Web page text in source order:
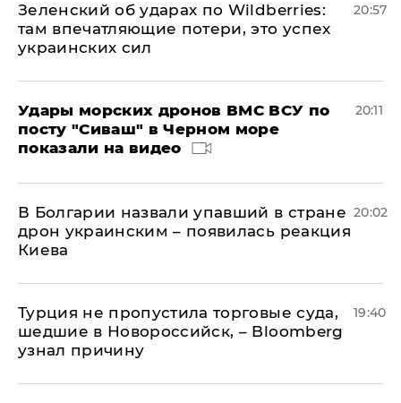
Зеленский об ударах по Wildberries:
там впечатляющие потери, это успех
украинских сил
20:57
Удары морских дронов ВМС ВСУ по
посту "Сиваш" в Черном море
показали на видео
20:11
В Болгарии назвали упавший в стране
дрон украинским – появилась реакция
Киева
20:02
Турция не пропустила торговые суда,
шедшие в Новороссийск, – Bloomberg
узнал причину
19:40